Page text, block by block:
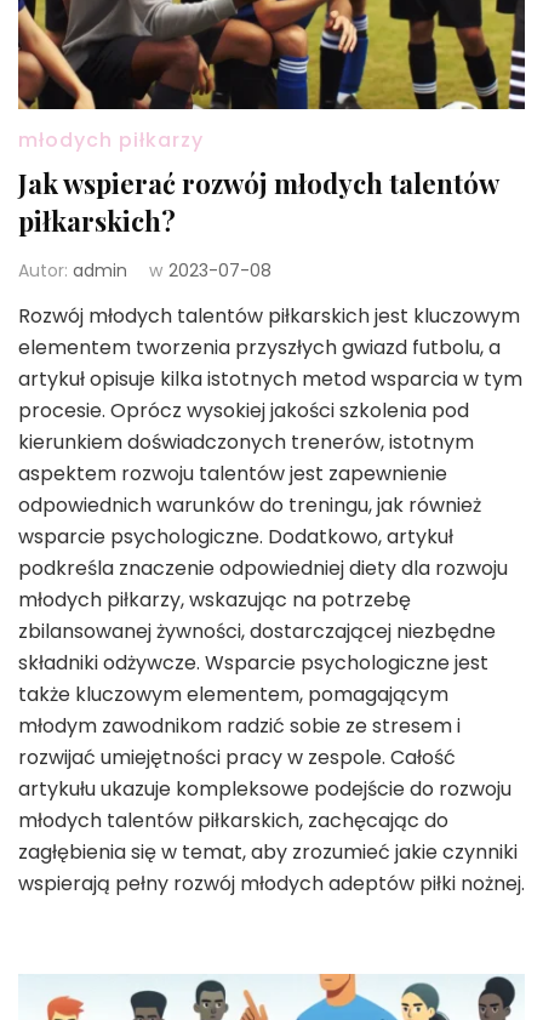
młodych piłkarzy
Jak wspierać rozwój młodych talentów
piłkarskich?
Autor: admin w 2023-07-08
Rozwój młodych talentów piłkarskich jest kluczowym
elementem tworzenia przyszłych gwiazd futbolu, a
artykuł opisuje kilka istotnych metod wsparcia w tym
procesie. Oprócz wysokiej jakości szkolenia pod
kierunkiem doświadczonych trenerów, istotnym
aspektem rozwoju talentów jest zapewnienie
odpowiednich warunków do treningu, jak również
wsparcie psychologiczne. Dodatkowo, artykuł
podkreśla znaczenie odpowiedniej diety dla rozwoju
młodych piłkarzy, wskazując na potrzebę
zbilansowanej żywności, dostarczającej niezbędne
składniki odżywcze. Wsparcie psychologiczne jest
także kluczowym elementem, pomagającym
młodym zawodnikom radzić sobie ze stresem i
rozwijać umiejętności pracy w zespole. Całość
artykułu ukazuje kompleksowe podejście do rozwoju
młodych talentów piłkarskich, zachęcając do
zagłębienia się w temat, aby zrozumieć jakie czynniki
wspierają pełny rozwój młodych adeptów piłki nożnej.